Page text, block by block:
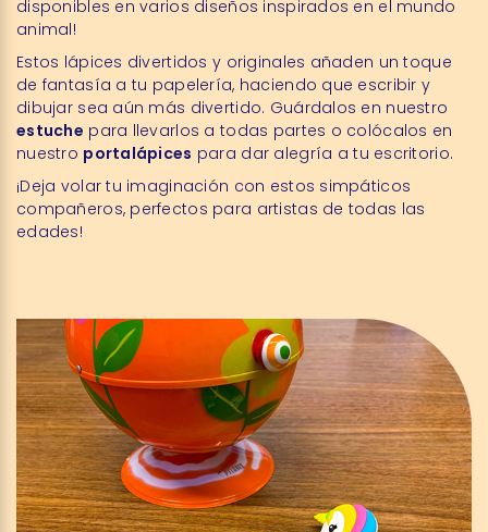
disponibles en varios diseños inspirados en el mundo
animal!
Estos lápices divertidos y originales añaden un toque
de fantasía a tu papelería, haciendo que escribir y
dibujar sea aún más divertido. Guárdalos en nuestro
estuche para llevarlos a todas partes o colócalos en
nuestro portalápices para dar alegría a tu escritorio.
¡Deja volar tu imaginación con estos simpáticos
compañeros, perfectos para artistas de todas las
edades!